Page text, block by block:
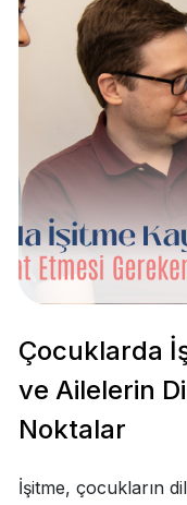
Çocuklarda
ve Ailelerin
Noktalar
İşitme, çocukların